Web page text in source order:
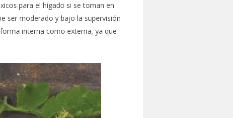
para el hígado si se toman en
ser moderado y bajo la supervisión
interna como externa, ya que